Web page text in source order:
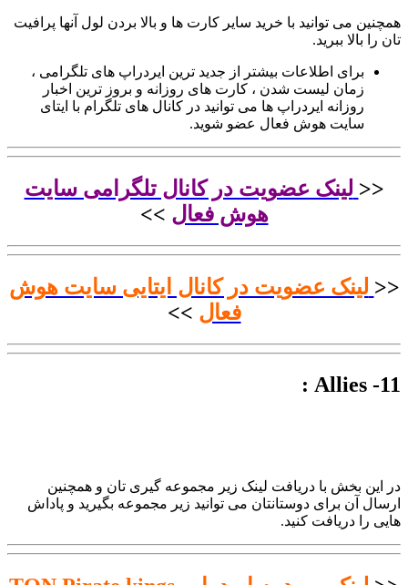
همچنین می توانید با خرید سایر کارت ها و بالا بردن لول آنها پرافیت
تان را بالا ببرید.
برای اطلاعات بیشتر از جدید ترین ایردراپ های تلگرامی ،
زمان لیست شدن ، کارت های روزانه و بروز ترین اخبار
روزانه ایردراپ ها می توانید در کانال های تلگرام با ایتای
سایت هوش فعال عضو شوید.
<< لینک عضویت در کانال تلگرامی سایت
هوش فعال >>
<< لینک عضویت در کانال ایتایی سایت هوش
فعال >>
11- Allies :
در این بخش با دریافت لینک زیر مجموعه گیری تان و همچنین
ارسال آن برای دوستانتان می توانید زیر مجموعه بگیرید و پاداش
هایی را دریافت کنید.